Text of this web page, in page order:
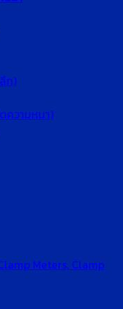
ก)
ความหนา)
Meters, Clamp